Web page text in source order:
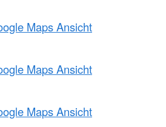
Maps Ansicht
Maps Ansicht
Maps Ansicht